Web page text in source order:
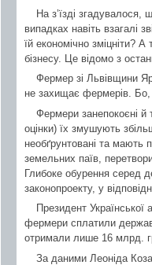
На з’їзді
випадках навіть взагалі
їй економічно зміцніти?
бізнесу. Це відомо з
Фермер зі Львівщини
не захищає фермерів. Бо,
Фермери занепокоєні
оцінки) їх змушують
необґрунтовані та мають
земельних паїв,
Глибоке обурення серед
законопроекту, у
Президент Української
фермери сплатили
отримали лише 16 млрд.
За даними Леоніда